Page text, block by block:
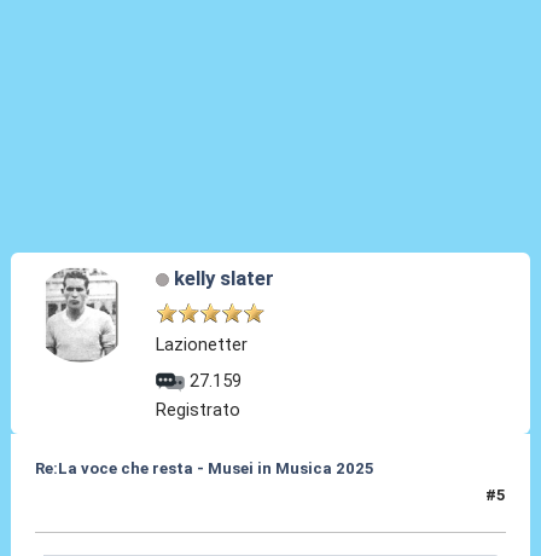
kelly slater
Lazionetter
27.159
Registrato
Re:La voce che resta - Musei in Musica 2025
#5